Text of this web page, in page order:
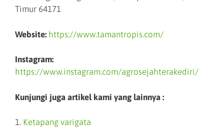
Timur 64171
Website: https://www.tamantropis.com/
Instagram:
https://www.instagram.com/agrosejahterakediri/
Kunjungi juga artikel kami yang lainnya :
1. Ketapang varigata